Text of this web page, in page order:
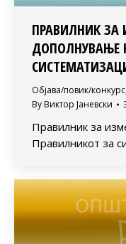
ПРАВИЛНИК ЗА
ДОПОЛНУВАЊЕ
Објава/повик/конкурс
By Виктор Јаневски
Правилник за
Правилникот за